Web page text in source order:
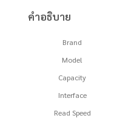
WITH
(STKY1000404)
คำอธิบาย
Brand
Model
Capacity
Interface
Read Speed